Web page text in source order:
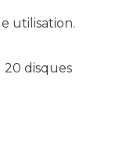
utilisation.
20 disques